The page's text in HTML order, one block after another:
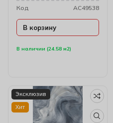
В наличии (24.58 м2)
Код
AC49538
В корзину
Эксклюзив
Хит